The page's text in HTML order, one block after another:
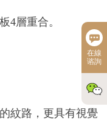
4層重合。
紋路，更具有視覺
在線
谘詢